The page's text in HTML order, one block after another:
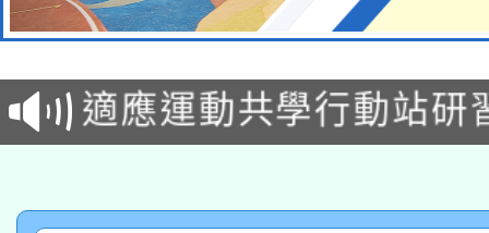
本校115學年度第2次
招甄選結果公告(無人
適應運動共學行動站研
本館辦理115年度閱讀
暨閱讀推動專業研習
科技賦能─人工智慧